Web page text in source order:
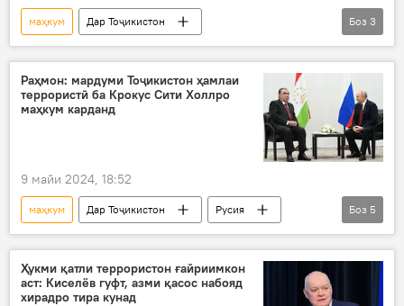
маҳкум
Дар Тоҷикистон
Саидмукаррам Абдулқодирзода
Русия
идораи мусалмонони Русия
Боз 3
Раҳмон: мардуми Тоҷикистон ҳамлаи
террористӣ ба Крокус Сити Холлро
маҳкум карданд
9 майи 2024, 18:52
маҳкум Дар Тоҷикистон
Русия
Эмомалӣ Раҳмон
Владимир Путин
ҳамлаи террористӣ
Маскав
Боз 5
Ҳукми қатли террористон ғайриимкон
аст: Киселёв гуфт, азми қасос набояд
хирадро тира кунад